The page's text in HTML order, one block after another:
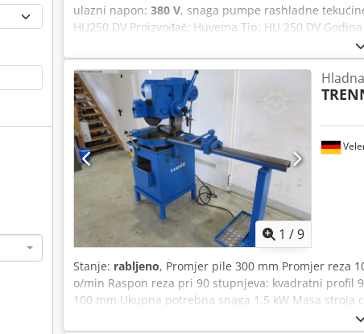
ulazni napon: 380 V, snaga pumpe rashladne
HU250 DV Proizvođač: Huvema Tip: HU 250 DV
tronožac, rotirajuća glava, brzo stezanje. 2-brzinski
pile: 250 x 32 mm Csdpfx Anotwdvisqjrf Kapacitet
krugu od 45°: 65 mm Kapacitet rezanja 45° kvadrat:
Kapacitet rezanja u krugu od 90°: 70 mm Kapacitet
Širina: 60 cm Duljina: 90 cm Težina: cca 150 kg
1 /9
Stanje: rabljeno, Promjer pile 300 mm Promjer reza
o/min Raspon reza pri 90 stupnjeva: kvadratni profil
100 mm Ukupna potrebna snaga 1,5 kW Masa
45 stupnjeva s jedne strane - Graničnik materijala